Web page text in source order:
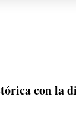
con la